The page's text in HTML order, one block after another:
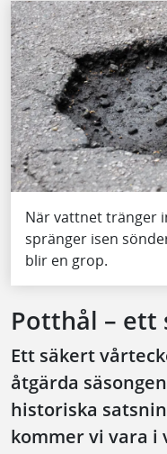
När vattnet tränger
spränger isen
blir en grop.
Potthål – ett
Ett säkert
åtgärda
historiska
kommer vi vara i